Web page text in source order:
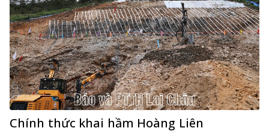
Chính thức khai hầm Hoàng Liên